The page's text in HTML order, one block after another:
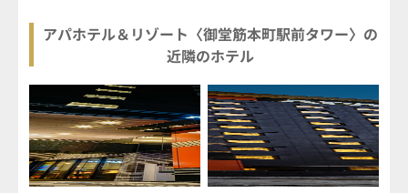
アパホテル＆リゾート〈御堂筋本町駅前タワー〉の
近隣のホテル